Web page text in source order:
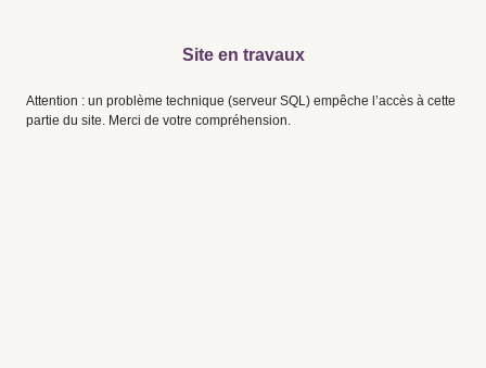
Site en travaux
Attention : un problème technique (serveur SQL) empêche l’accès à cette
partie du site. Merci de votre compréhension.